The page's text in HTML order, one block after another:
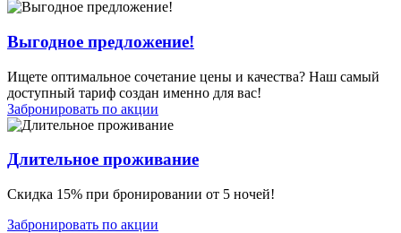
Выгодное предложение!
Ищете оптимальное сочетание цены и качества? Наш самый
доступный тариф создан именно для вас!
Забронировать по акции
Длительное проживание
Скидка 15% при бронировании от 5 ночей!
Забронировать по акции